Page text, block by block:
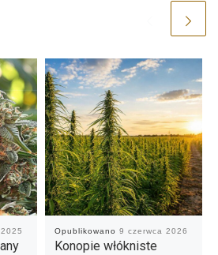
Opublikowano 9 czerwca 2026
Konopie włókniste